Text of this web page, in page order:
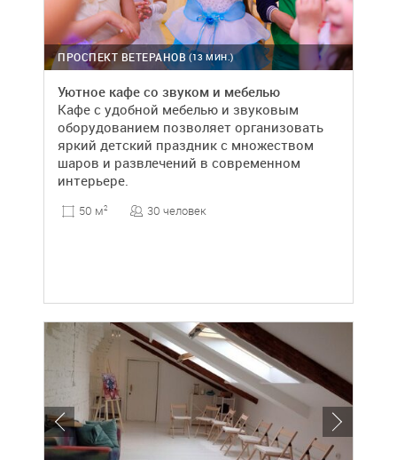
(13 МИН.)
ПРОСПЕКТ ВЕТЕРАНОВ
Уютное кафе со звуком и мебелью
Кафе с удобной мебелью и звуковым
оборудованием позволяет организовать
яркий детский праздник с множеством
шаров и развлечений в современном
интерьере.
50 м2 30 человек